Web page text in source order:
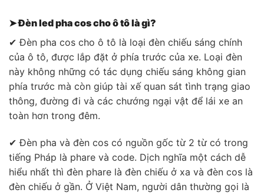
➤ Đèn led pha cos cho ô tô là gì?
✔ Đèn pha cos cho ô tô là loại đèn chiếu sáng chính
của ô tô, được lắp đặt ở phía trước của xe. Loại đèn
này không những có tác dụng chiếu sáng không gian
phía trước mà còn giúp tài xế quan sát tình trạng giao
thông, đường đi và các chướng ngại vật để lái xe an
toàn hơn trong đêm.
✔ Đèn pha và đèn cos có nguồn gốc từ 2 từ có trong
tiếng Pháp là phare và code. Dịch nghĩa một cách dễ
hiểu nhất thì đèn phare là đèn chiếu ở xa và đèn cos là
đèn chiếu ở gần. Ở Việt Nam, người dân thường gọi là